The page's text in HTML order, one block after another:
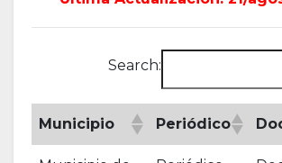
Search:
Municipio Periódico